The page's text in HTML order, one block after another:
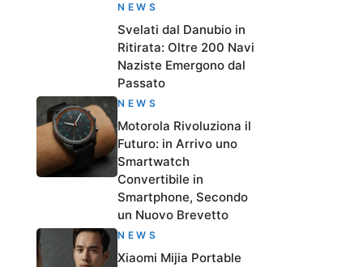
NEWS
Svelati dal Danubio in
Ritirata: Oltre 200 Navi
Naziste Emergono dal
Passato
NEWS
Motorola Rivoluziona il
Futuro: in Arrivo uno
Smartwatch
Convertibile in
Smartphone, Secondo
un Nuovo Brevetto
NEWS
Xiaomi Mijia Portable